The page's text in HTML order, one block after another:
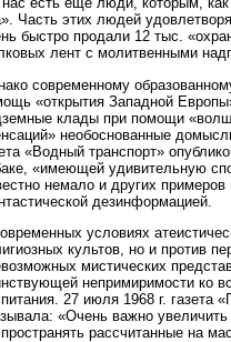
Часть этих людей
быстро продали 12 тыс.
лент с молитвенными
современному
«открытия Западной
клады при помощи
необоснованные
«Водный транспорт»
«имеющей удивительную
немало и других
дезинформацией.
условиях
культов, но и против
мистических
непримиримости ко
27 июля 1968 г. газета
«Очень важно
рассчитанные на